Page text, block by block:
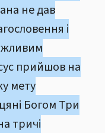
не дав
і
прийшов на
мету
Богом Три
тричі